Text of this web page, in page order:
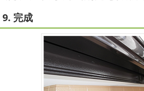
9. 完成